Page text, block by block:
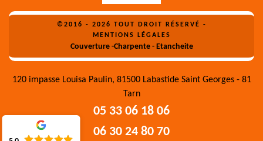
©2016 - 2026 TOUT DROIT RÉSERVÉ -
MENTIONS LÉGALES
Couverture -Charpente - Etancheite
120 impasse Louisa Paulin, 81500 Labastide Saint Georges - 81
Tarn
05 33 06 18 06
06 30 24 80 70